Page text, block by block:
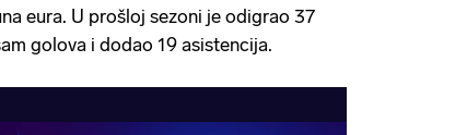
eura. U prošloj sezoni je odigrao 37
golova i dodao 19 asistencija.